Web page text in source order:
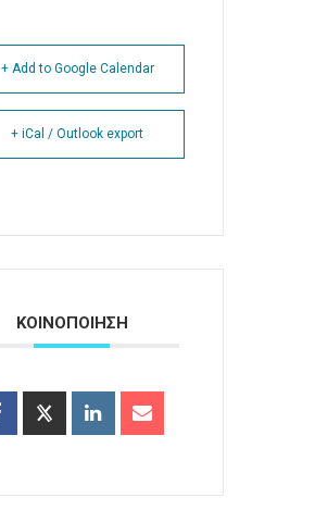
+ Add to Google Calendar
+ iCal / Outlook export
ΚΟΙΝΟΠΟΙΗΣΗ